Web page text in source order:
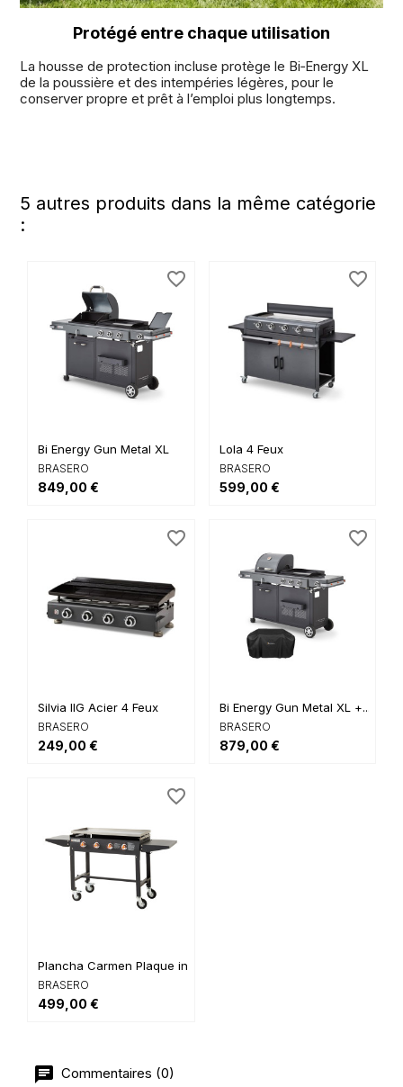
Protégé entre chaque utilisation
La housse de protection incluse protège le Bi‑Energy XL
de la poussière et des intempéries légères, pour le
conserver propre et prêt à l’emploi plus longtemps.
5 autres produits dans la même catégorie
:
Bi Energy Gun Metal XL
BRASERO
849,00 €
favorite_border
Lola 4 Feux
BRASERO
599,00 €
favorite_border
Silvia IIG Acier 4 Feux
BRASERO
249,00 €
favorite_border
Bi Energy Gun Metal XL +...
BRASERO
879,00 €
favorite_border
Plancha Carmen Plaque inox
BRASERO
499,00 €
favorite_border
Commentaires (0)